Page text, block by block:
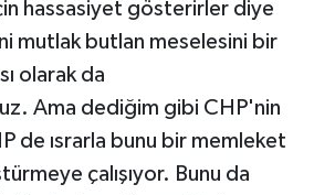
hassasiyet gösterirler diye
mutlak butlan meselesini bir
olarak da
Ama dediğim gibi CHP'nin
de ısrarla bunu bir memleket
çalışıyor. Bunu da